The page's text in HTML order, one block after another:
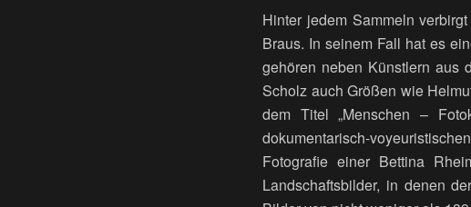
Hinter jedem Sammeln
Braus. In seinem Fall hat es
gehören neben Künstlern aus
Scholz auch Größen wie
dem Titel „Menschen –
dokumentarisch-
Fotografie einer Bettina
Landschaftsbilder, in denen